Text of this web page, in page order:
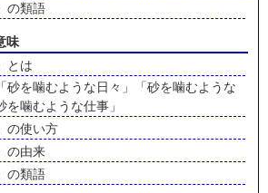
の類語
味
とは
砂を噛むような日々」「砂を噛むような
を噛むような仕事」
の使い方
の由来
の類語